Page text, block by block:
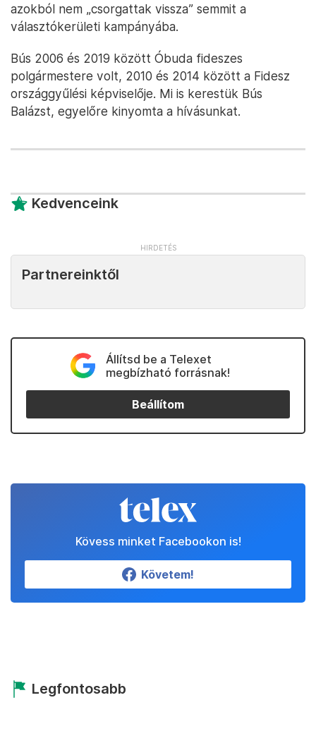
azokból nem „csorgattak vissza” semmit a
választókerületi kampányába.
Bús 2006 és 2019 között Óbuda fideszes
polgármestere volt, 2010 és 2014 között a Fidesz
országgyűlési képviselője. Mi is kerestük Bús
Balázst, egyelőre kinyomta a hívásunkat.
Kedvenceink
Partnereinktől
Állítsd be a Telexet
megbízható forrásnak!
Beállítom
Kövess minket Facebookon is!
Követem!
Legfontosabb